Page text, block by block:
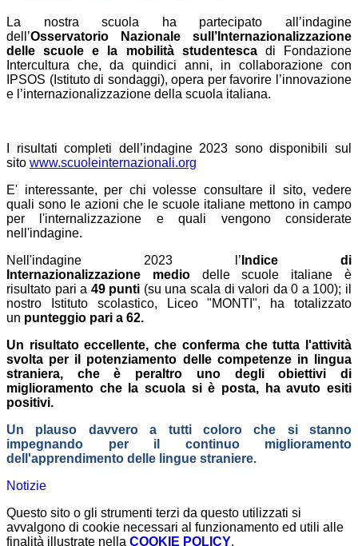
La nostra scuola ha partecipato all’indagine
dell’Osservatorio Nazionale sull’Internazionalizzazione
delle scuole e la mobilità studentesca di Fondazione
Intercultura che, da quindici anni, in collaborazione con
IPSOS (Istituto di sondaggi), opera per favorire l’innovazione
e l’internazionalizzazione della scuola italiana.
I risultati completi dell’indagine 2023 sono disponibili sul
sito www.scuoleinternazionali.org
E' interessante, per chi volesse consultare il sito, vedere
quali sono le azioni che le scuole italiane mettono in campo
per l'internalizzazione e quali vengono considerate
nell'indagine.
Nell'indagine 2023
l’ Indice di
Internazionalizzazione
medio
delle scuole italiane è
risultato pari a 49 punti (su una scala di valori da 0 a 100); il
nostro Istituto scolastico, Liceo "MONTI", ha totalizzato
un punteggio pari a 62.
Un risultato eccellente, che conferma che tutta l'attività
svolta per il potenziamento delle competenze in lingua
straniera, che è peraltro uno degli obiettivi di
miglioramento che la scuola si è posta, ha avuto esiti
positivi.
Un plauso davvero a tutti coloro che si stanno
impegnando per il continuo miglioramento
dell'apprendimento delle lingue straniere.
Notizie
Questo sito o gli strumenti terzi da questo utilizzati si
avvalgono di cookie necessari al funzionamento ed utili alle
finalità illustrate nella COOKIE POLICY.